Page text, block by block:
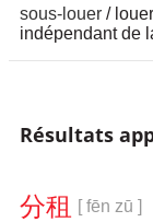
sous-louer /
indépendant de
Résultats
分租
[ fēn zū ]